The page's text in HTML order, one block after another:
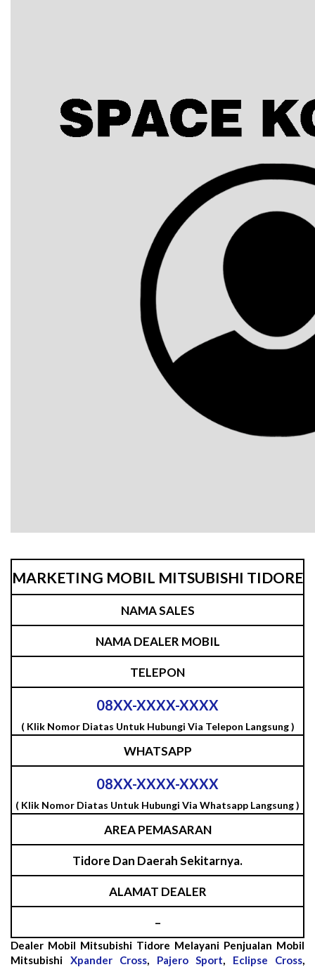
MARKETING MOBIL MITSUBISHI TIDORE
NAMA SALES
NAMA DEALER MOBIL
TELEPON
08XX-XXXX-XXXX
( Klik Nomor Diatas Untuk Hubungi Via Telepon Langsung )
WHATSAPP
08XX-XXXX-XXXX
( Klik Nomor Diatas Untuk Hubungi Via Whatsapp Langsung )
AREA PEMASARAN
Tidore Dan Daerah Sekitarnya.
ALAMAT DEALER
–
Dealer Mobil Mitsubishi Tidore Melayani Penjualan Mobil
Mitsubishi Xpander Cross, Pajero Sport, Eclipse Cross,